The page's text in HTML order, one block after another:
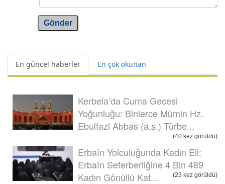
Gönder
En güncel haberler En çok okunan
Kerbela’da Cuma Gecesi
Yoğunluğu: Binlerce Mümin Hz.
Ebulfazl Abbas (a.s.) Türbe...
(40 kez görüldü)
Erbaîn Yolculuğunda Kadın Eli:
Erbaîn Seferberliğine 4 Bin 489
Kadın Gönüllü Kat...
(23 kez görüldü)